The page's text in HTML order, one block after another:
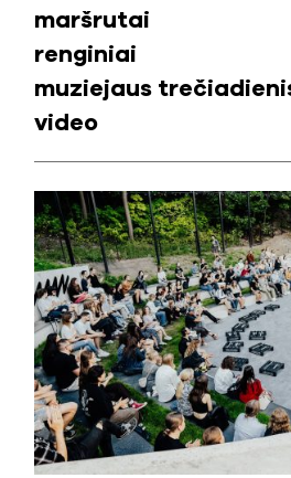
maršrutai
renginiai
muziejaus
video